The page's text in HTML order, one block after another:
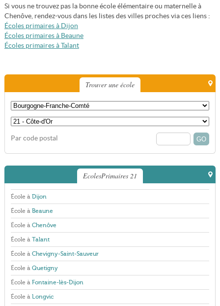
Si vous ne trouvez pas la bonne école élémentaire ou maternelle à
Chenôve, rendez-vous dans les listes des villes proches via ces liens :
Écoles primaires à Dijon
Écoles primaires à Beaune
Écoles primaires à Talant
Trouver une école
Par code postal
EcolesPrimaires 21
École à Dijon
École à Beaune
École à Chenôve
École à Talant
École à Chevigny-Saint-Sauveur
École à Quetigny
École à Fontaine-lès-Dijon
École à Longvic